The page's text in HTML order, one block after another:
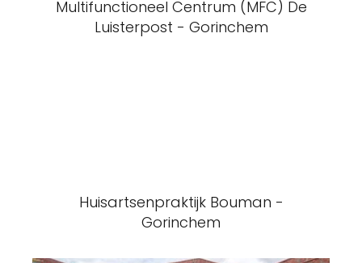
Multifunctioneel Centrum (MFC) De
Luisterpost - Gorinchem
Huisartsenpraktijk Bouman -
Gorinchem